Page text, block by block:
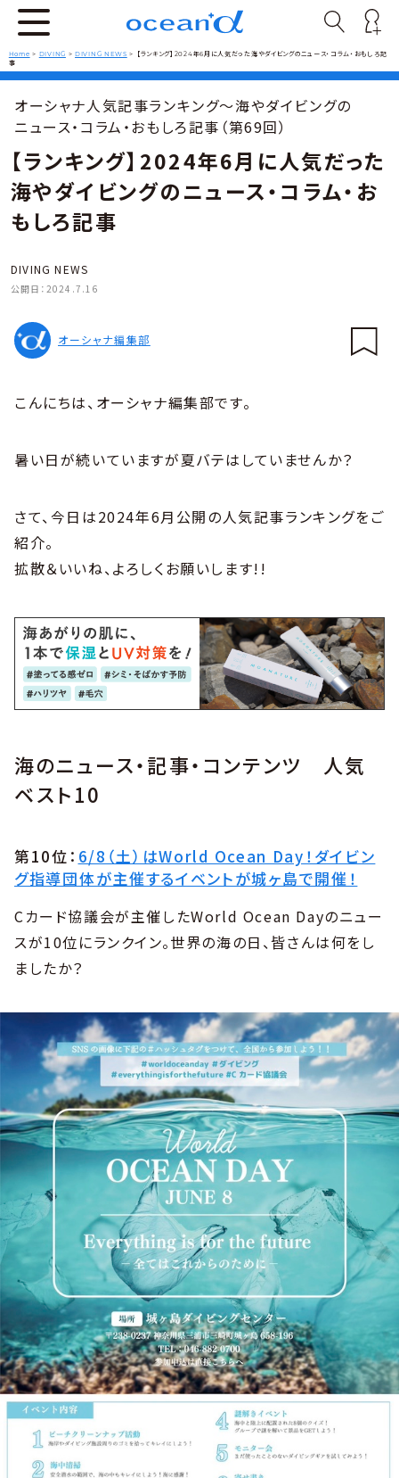
Home > DIVING >DIVING NEWS >
【ランキング】2024年6月に人気だった海やダイビングのニュース・コラム・おもしろ記
事
オーシャナ人気記事ランキング～海やダイビングの
ニュース・コラム・おもしろ記事（第69回）
【ランキング】2024年6月に人気だった
海やダイビングのニュース・コラム・お
もしろ記事
DIVING NEWS
公開日： 2024.7.16
オーシャナ編集部
こんにちは、オーシャナ編集部です。
暑い日が続いていますが夏バテはしていませんか？
さて、今日は2024年6月公開の人気記事ランキングをご
紹介。
拡散＆いいね、よろしくお願いします!!
海のニュース・記事・コンテンツ 人気
ベスト10
第10位： 6/8（土）はWorld Ocean Day！ダイビン
グ指導団体が主催するイベントが城ヶ島で開催！
Cカード協議会が主催したWorld Ocean Dayのニュー
スが10位にランクイン。世界の海の日、皆さんは何をし
ましたか？